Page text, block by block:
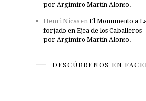
por Argimiro Martín Alonso.
Henri Nicas en El Monumento a
forjado en Ejea de los Caballeros
por Argimiro Martín Alonso.
DESCÚBRENOS EN